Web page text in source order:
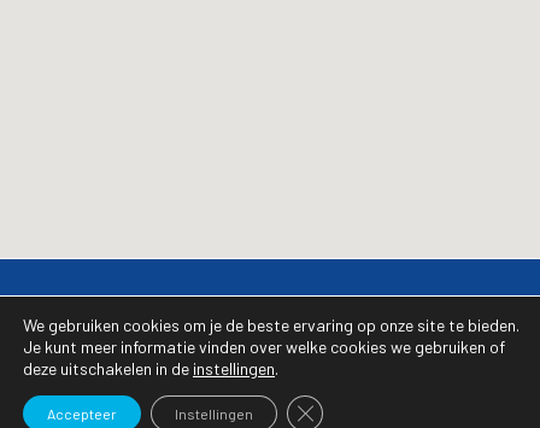
onderdeel vanNordic Climate Group
Dit is Media
We gebruiken cookies om je de beste ervaring op onze site te bieden.
Je kunt meer informatie vinden over welke cookies we gebruiken of
deze uitschakelen in de instellingen.
Accepteer Instellingen Sluit AVG/GDPR cookie banner